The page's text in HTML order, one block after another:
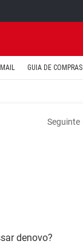
GUIA DE COMPRAS
Seguinte
denovo?